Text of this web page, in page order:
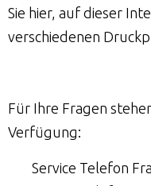
Sie hier, auf dieser
verschiedenen
Für Ihre Fragen
Verfügung:
Service Telefon